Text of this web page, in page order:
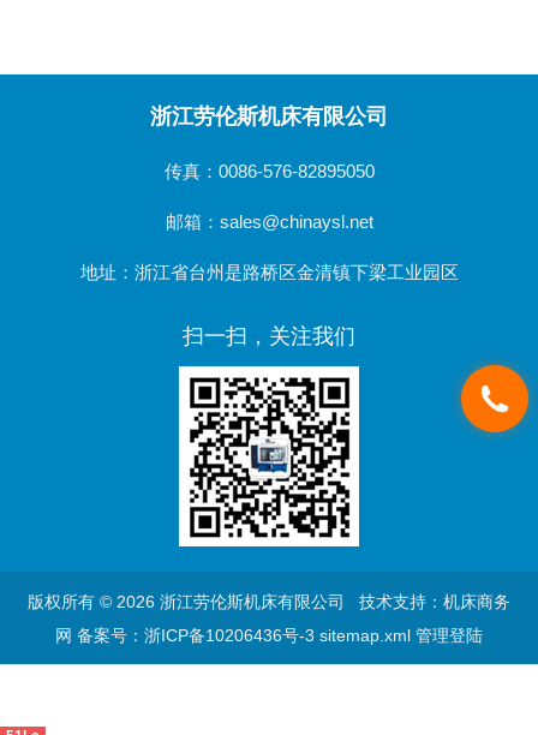
浙江劳伦斯机床有限公司
传真：0086-576-82895050
邮箱：sales@chinaysl.net
地址：浙江省台州是路桥区金清镇下梁工业园区
扫一扫，关注我们
版权所有 © 2026 浙江劳伦斯机床有限公司 技术支持： 机床商务
网 备案号：浙ICP备10206436号-3 sitemap.xml 管理登陆